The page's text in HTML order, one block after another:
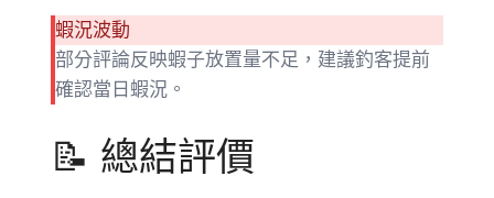
蝦況波動
部分評論反映蝦子放置量不足，建議釣客提前
確認當日蝦況。
📝 總結評價